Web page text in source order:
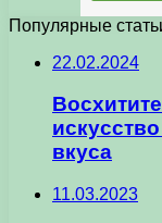
Популярные
22.02.2024
вкуса
11.03.2023